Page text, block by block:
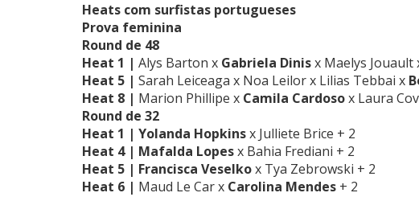
Heats com surfistas portugueses
Prova feminina
Round de 48
Heat 1 | Alys Barton x Gabriela Dinisx Maelys Jouault
Heat 5 | Sarah Leiceaga x Noa Leilor x Lilias Tebbai x
Heat 8 | Marion Phillipe x Camila Cardosox Laura
Round de 32
Heat 1 | Yolanda Hopkinsx Julliete Brice + 2
Heat 4 | Mafalda Lopesx Bahia Frediani + 2
Heat 5 | Francisca Veselkox Tya Zebrowski + 2
Heat 6 | Maud Le Car x Carolina Mendes + 2